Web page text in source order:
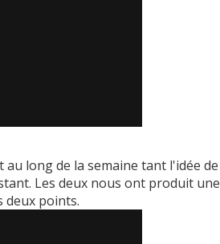
long de la semaine tant l'idée de
Les deux nous ont produit une
deux points.